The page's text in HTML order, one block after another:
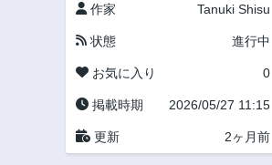
作家 Tanuki Shisu
状態 進行中
お気に入り 0
掲載時期 2026/05/27 11:15
更新 2ヶ月前